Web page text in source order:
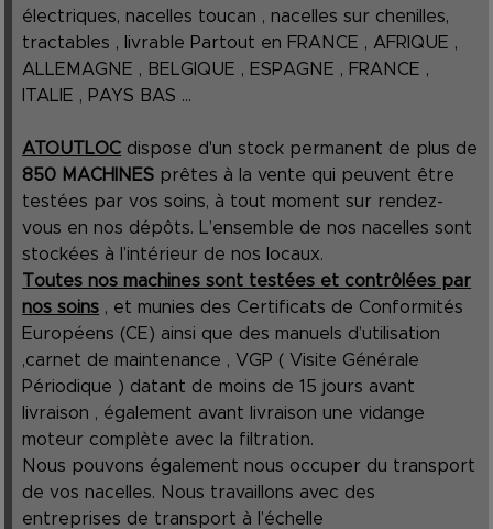
électriques, nacelles toucan , nacelles sur chenilles,
tractables , livrable Partout en FRANCE , AFRIQUE ,
ALLEMAGNE , BELGIQUE , ESPAGNE , FRANCE ,
ITALIE , PAYS BAS ...
ATOUTLOC dispose d'un stock permanent de plus de
850 MACHINES prêtes à la vente qui peuvent être
testées par vos soins, à tout moment sur rendez-
vous en nos dépôts. L’ensemble de nos nacelles sont
stockées à l’intérieur de nos locaux.
Toutes nos machines sont testées et contrôlées par
nos soins , et munies des Certificats de Conformités
Européens (CE) ainsi que des manuels d’utilisation
,carnet de maintenance , VGP ( Visite Générale
Périodique ) datant de moins de 15 jours avant
livraison , également avant livraison une vidange
moteur complète avec la filtration.
Nous pouvons également nous occuper du transport
de vos nacelles. Nous travaillons avec des
entreprises de transport à l’échelle